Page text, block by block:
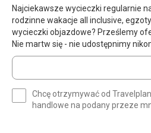
Najciekawsze wycieczki regularnie
rodzinne wakacje all inclusive,
wycieczki objazdowe? Prześlemy
Nie martw się - nie udostępnimy
Wprowadź
swój
(wymagane)
Chcę otrzymywać od
handlowe na podany przeze